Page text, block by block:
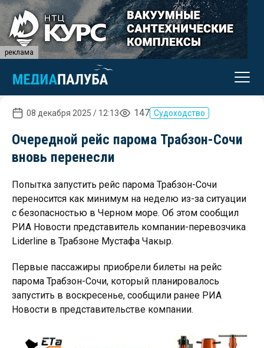
реклама
08 декабря 2025 / 12:13 147 Судоходство
Очередной рейс парома Трабзон-Сочи
вновь перенесли
Попытка запустить рейс парома Трабзон-Сочи
переносится как минимум на неделю из-за ситуации
с безопасностью в Черном море. Об этом сообщил
РИА Новости представитель компании-перевозчика
Liderline в Трабзоне Мустафа Чакыр.
Первые пассажиры приобрели билеты на рейс
парома Трабзон-Сочи, который планировалось
запустить в воскресенье, сообщили ранее РИА
Новости в представительстве компании.